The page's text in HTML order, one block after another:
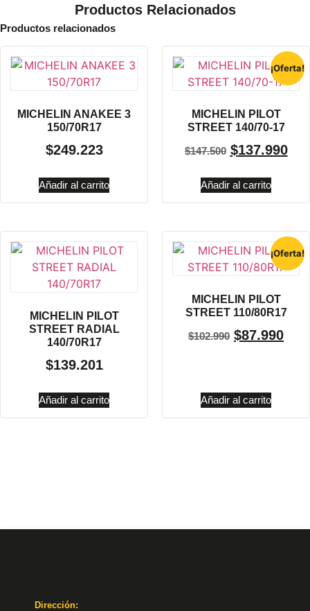
Productos Relacionados
Productos relacionados
MICHELIN ANAKEE 3
150/70R17
$249.223
Añadir al carrito
¡Oferta!
MICHELIN PILOT
STREET 140/70-17
$147.500 $137.990
Añadir al carrito
MICHELIN PILOT
STREET RADIAL
140/70R17
$139.201
Añadir al carrito
¡Oferta!
MICHELIN PILOT
STREET 110/80R17
$102.990 $87.990
Añadir al carrito
Dirección: